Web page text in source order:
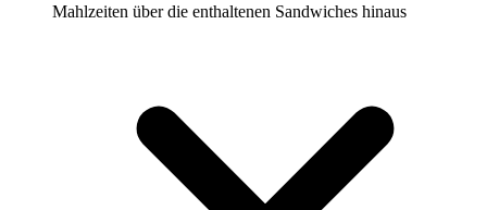
Mahlzeiten über die enthaltenen Sandwiches hinaus